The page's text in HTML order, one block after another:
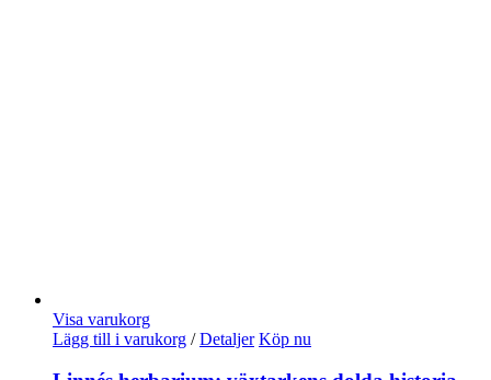
Visa varukorg
Lägg till i varukorg / Detaljer Köp nu